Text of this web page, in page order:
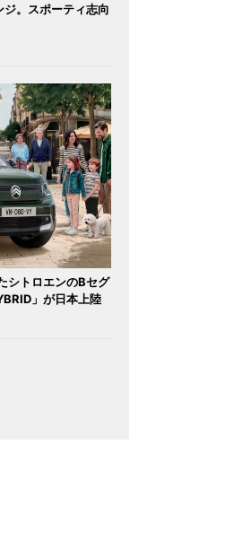
ジ。スポーティ志向
シトロエンのBセグ
」が日本上陸